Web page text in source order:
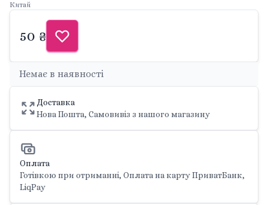
Китай
50 ₴
Немає в наявності
Доставка
Нова Пошта, Самовивіз з нашого магазину
Оплата
Готівкою при отриманні, Оплата на карту ПриватБанк,
LiqPay